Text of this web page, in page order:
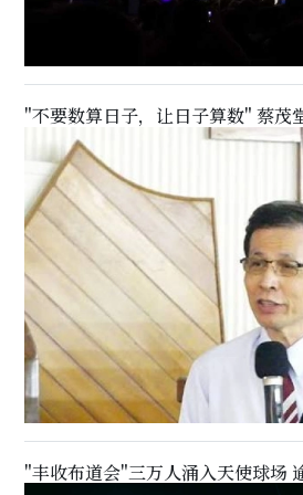
"不要数算日子，让日子算数" 蔡茂
"丰收布道会"三万人涌入天使球场